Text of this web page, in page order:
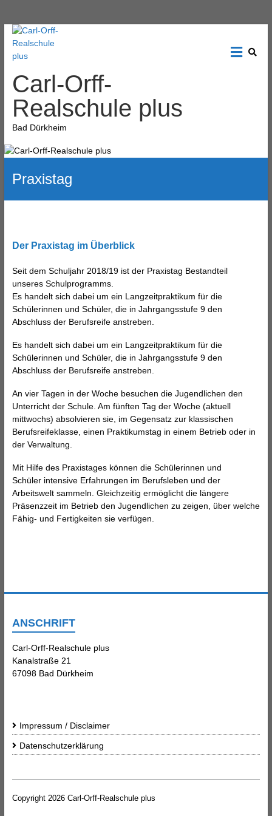
Carl-Orff-
Realschule plus
Bad Dürkheim
Praxistag
Der Praxistag im Überblick
Seit dem Schuljahr 2018/19 ist der Praxistag Bestandteil
unseres Schulprogramms.
Es handelt sich dabei um ein Langzeitpraktikum für die
Schülerinnen und Schüler, die in Jahrgangsstufe 9 den
Abschluss der Berufsreife anstreben.
Es handelt sich dabei um ein Langzeitpraktikum für die
Schülerinnen und Schüler, die in Jahrgangsstufe 9 den
Abschluss der Berufsreife anstreben.
An vier Tagen in der Woche besuchen die Jugendlichen den
Unterricht der Schule. Am fünften Tag der Woche (aktuell
mittwochs) absolvieren sie, im Gegensatz zur klassischen
Berufsreifeklasse, einen Praktikumstag in einem Betrieb oder in
der Verwaltung.
Mit Hilfe des Praxistages können die Schülerinnen und
Schüler intensive Erfahrungen im Berufsleben und der
Arbeitswelt sammeln. Gleichzeitig ermöglicht die längere
Präsenzzeit im Betrieb den Jugendlichen zu zeigen, über welche
Fähig- und Fertigkeiten sie verfügen.
ANSCHRIFT
Carl-Orff-Realschule plus
Kanalstraße 21
67098 Bad Dürkheim
Impressum / Disclaimer
Datenschutzerklärung
Copyright 2026 Carl-Orff-Realschule plus